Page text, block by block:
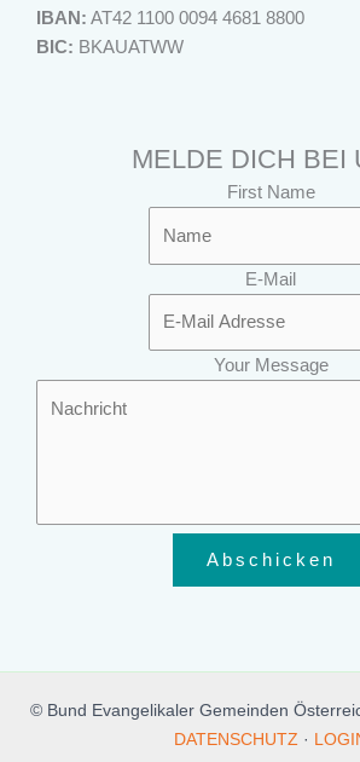
IBAN: AT42 1100 0094 4681 8800
BIC: BKAUATWW
MELDE DICH BEI
First Name
E-Mail
Your Message
Abschicken
© Bund Evangelikaler Gemeinden
DATENSCHUTZ ·